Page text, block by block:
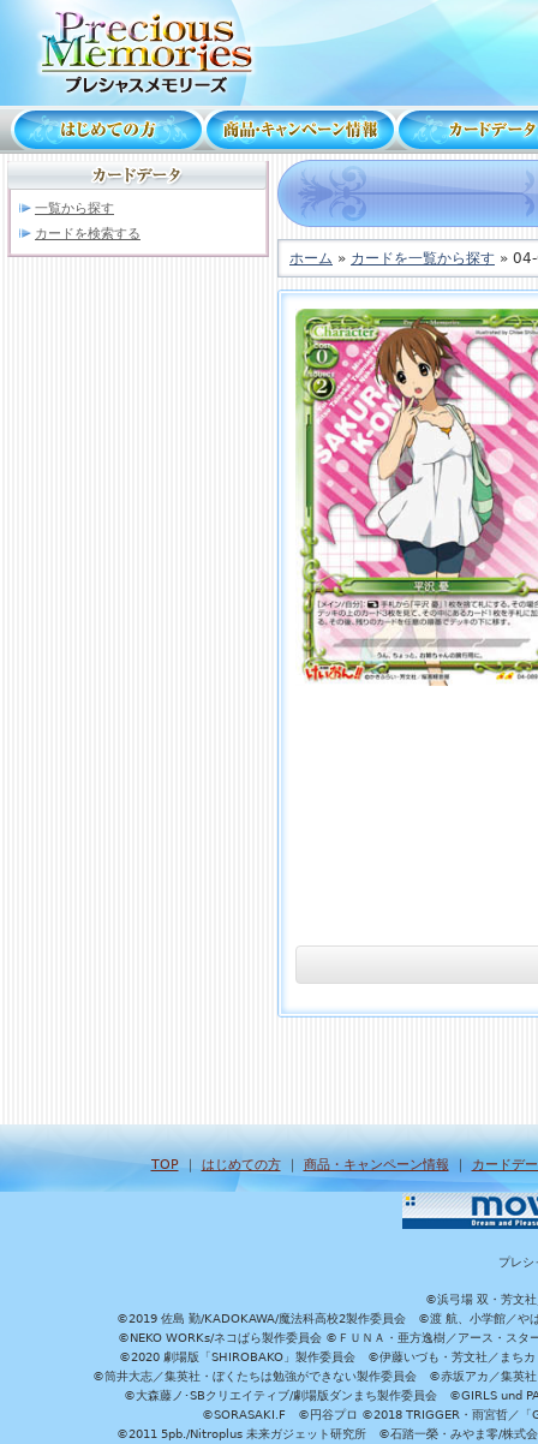
一覧から探す
カードを検索する
ホーム » カードを一覧から探す »
TOP｜ はじめての方｜ 商品・キャンペーン情報 ｜ カードデ
プレシ
©浜弓場 双・芳文社
©2019 佐島 勤/KADOKAWA/魔法科高校2製作委員会 ©渡 航、小学館／や
©NEKO WORKs/ネコぱら製作委員会 ©ＦＵＮＡ・亜方逸樹／アース・ス
©2020 劇場版「SHIROBAKO」製作委員会 ©伊藤いづも・芳文社／まち
©筒井大志／集英社・ぼくたちは勉強ができない製作委員会 ©赤坂アカ／集英
©大森藤ノ･SBクリエイティブ/劇場版ダンまち製作委員会 ©GIRLS und
©SORASAKI.F ©円谷プロ ©2018 TRIGGER・雨宮哲／
©2011 5pb./Nitroplus 未来ガジェット研究所 ©石踏一榮・みやま零/株式